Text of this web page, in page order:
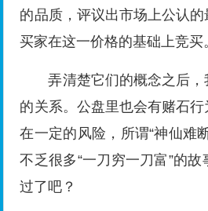
的品质，评议出市场上公认
买家在这一价格的基础上竞买
弄清楚它们的概念之后
的关系。公盘里也会有赌石
在一定的风险，所谓“神仙难
不乏很多“一刀穷一刀富”的
过了吧？